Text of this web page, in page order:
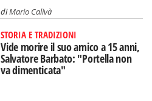
diMario Calivà
STORIA E TRADIZIONI
Vide morire il suo amico a 15 anni,
Salvatore Barbato: "Portella non
va dimenticata"